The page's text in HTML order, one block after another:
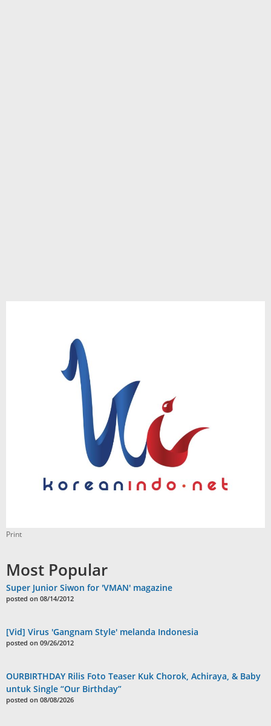
Print
Most Popular
Super Junior Siwon for 'VMAN' magazine
posted on 08/14/2012
[Vid] Virus 'Gangnam Style' melanda Indonesia
posted on 09/26/2012
OURBIRTHDAY Rilis Foto Teaser Kuk Chorok, Achiraya, & Baby
untuk Single “Our Birthday”
posted on 08/08/2026